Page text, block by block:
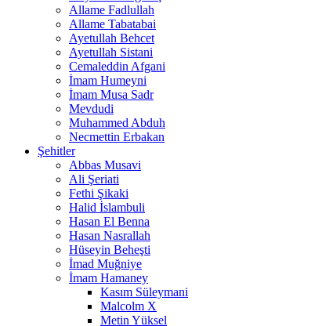
Allame Fadlullah
Allame Tabatabai
Ayetullah Behcet
Ayetullah Sistani
Cemaleddin Afgani
İmam Humeyni
İmam Musa Sadr
Mevdudi
Muhammed Abduh
Necmettin Erbakan
Şehitler
Abbas Musavi
Ali Şeriati
Fethi Şikaki
Halid İslambuli
Hasan El Benna
Hasan Nasrallah
Hüseyin Beheşti
İmad Muğniye
İmam Hamaney
Kasım Süleymani
Malcolm X
Metin Yüksel